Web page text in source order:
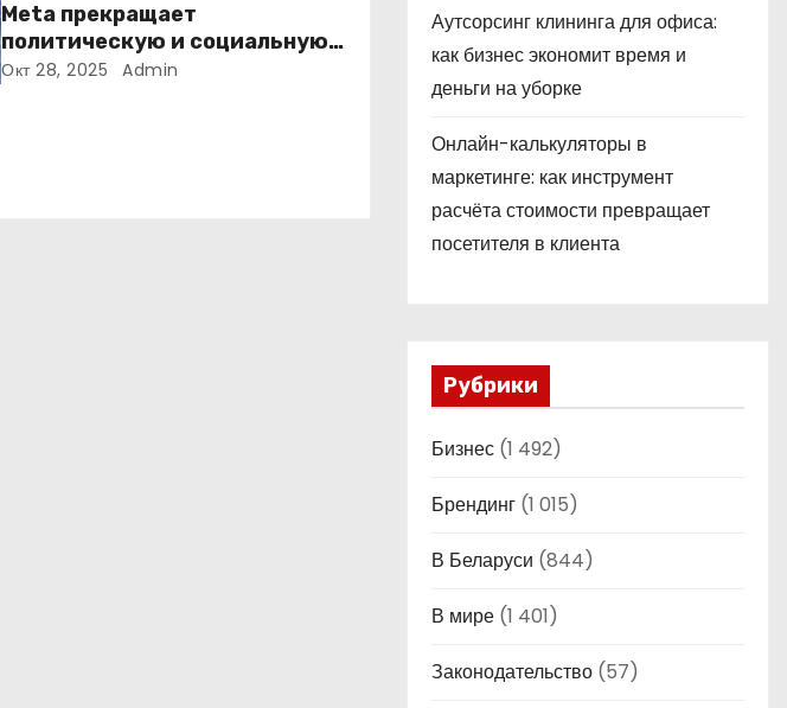
Meta прекращает
политическую и социальную
рекламу в ЕС. Почему это
Окт 28, 2025 Admin
Аутсорсинг клининга для офиса:
как бизнес экономит время и
деньги на уборке
Онлайн-калькуляторы в
маркетинге: как инструмент
расчёта стоимости превращает
посетителя в клиента
Рубрики
Бизнес (1 492)
Брендинг (1 015)
В Беларуси (844)
В мире (1 401)
Законодательство (57)